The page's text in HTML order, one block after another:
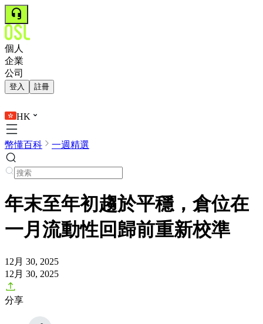
個人
企業
公司
登入 註冊
HK
幣懂百科 一週精選
年末至年初趨於平穩，倉位在
一月流動性回歸前重新校準
12月 30, 2025
12月 30, 2025
分享